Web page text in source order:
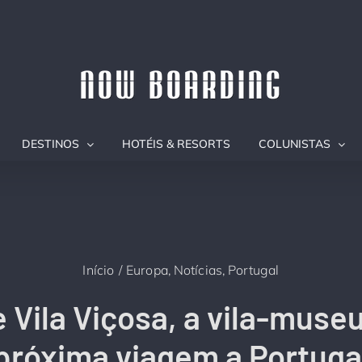
DESTINOS HOTÉIS & RESORTS COLUNISTAS
Início Europa Notícias Portugal
Vila Viçosa, a vila-